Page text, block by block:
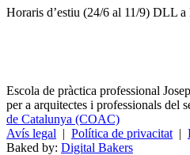
Horaris d’estiu (24/6 al 11/9) DLL
Escola de pràctica professional
per a arquitectes i professionals del
de Catalunya (COAC)
Avís legal | Política de privacitat |
Baked by: Digital Bakers